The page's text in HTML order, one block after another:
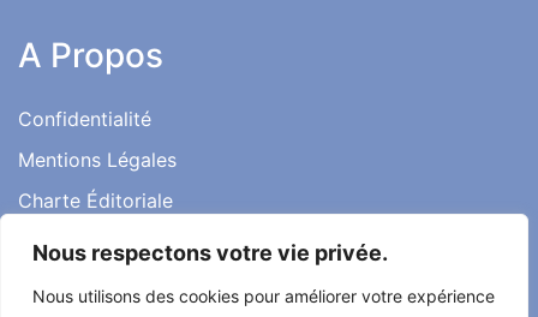
Nous respectons votre vie privée.
Nous utilisons des cookies pour améliorer votre expérience
A Propos
Confidentialité
Mentions Légales
Charte Éditoriale
Conditions d’utilisation